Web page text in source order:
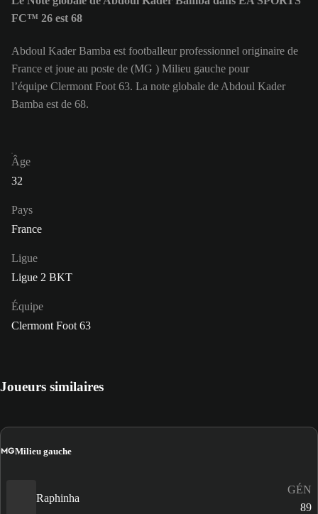
FC™ 26 est 68
Abdoul Kader Bamba est footballeur professionnel originaire de
France et joue au poste de (MG ) Milieu gauche pour
l’équipe Clermont Foot 63. La note globale de Abdoul Kader
Bamba est de 68.
Âge
32
Pays
France
Ligue
Ligue 2 BKT
Équipe
Clermont Foot 63
Joueurs similaires
MGMilieu gauche
Raphinha
GÉN
89